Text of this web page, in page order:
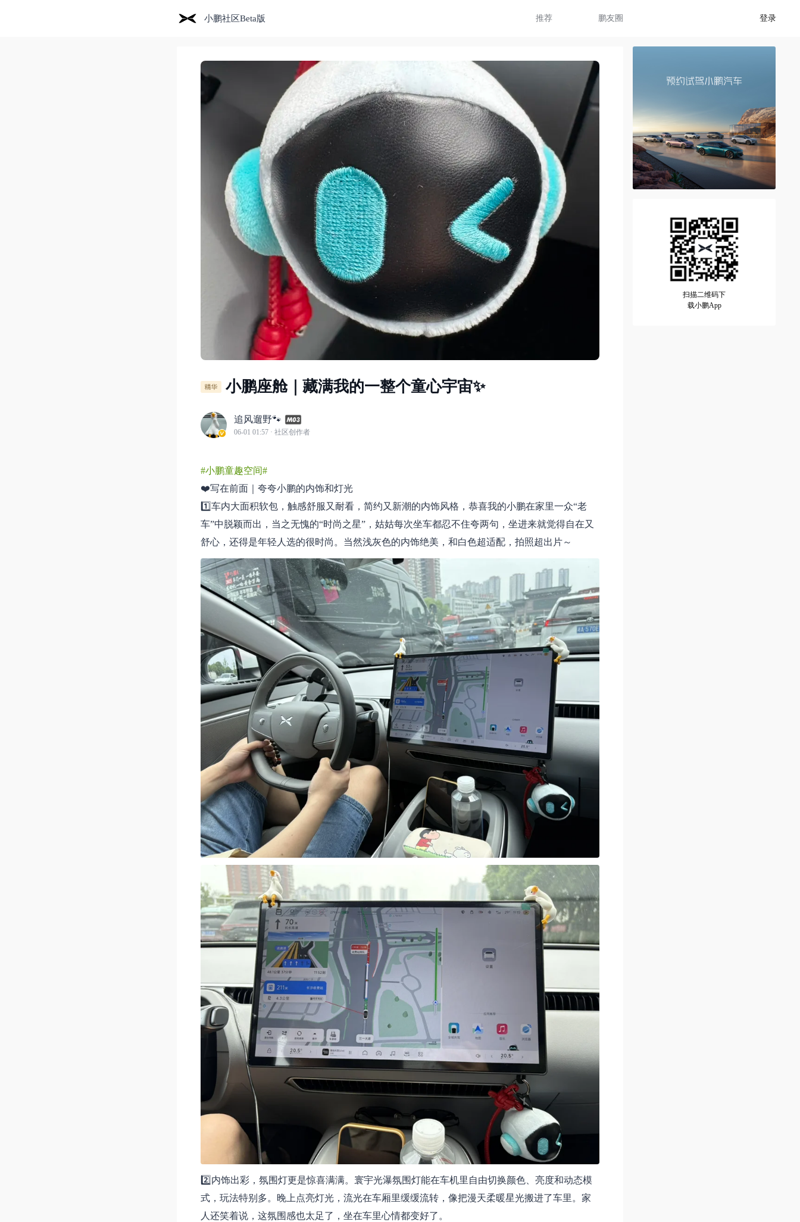
小鹏社区Beta版 推荐 鹏友圈 登录
小鹏座舱｜藏满我的一整个童心宇宙✨
追风遛野🐾
06-01 01:57 · 社区创作者
#小鹏童趣空间#
❤️写在前面｜夸夸小鹏的内饰和灯光
1️⃣车内大面积软包，触感舒服又耐看，简约又新潮的内饰风格，恭喜我的小鹏在家里一众“老
车”中脱颖而出，当之无愧的“时尚之星”，姑姑每次坐车都忍不住夸两句，坐进来就觉得自在又
舒心，还得是年轻人选的很时尚。当然浅灰色的内饰绝美，和白色超适配，拍照超出片～
2️⃣内饰出彩，氛围灯更是惊喜满满。寰宇光瀑氛围灯能在车机里自由切换颜色、亮度和动态模
式，玩法特别多。晚上点亮灯光，流光在车厢里缓缓流转，像把漫天柔暖星光搬进了车里。家
人还笑着说，这氛围感也太足了，坐在车里心情都变好了。
扫描二维码下
载小鹏App